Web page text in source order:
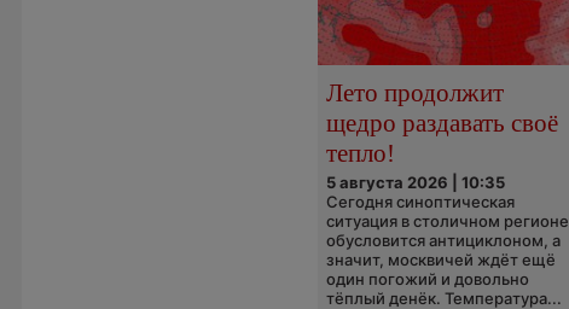
Лето продолжит
щедро раздавать своё
тепло!
5 августа 2026 | 10:35
Сегодня синоптическая
ситуация в столичном регионе
обусловится антициклоном, а
значит, москвичей ждёт ещё
один погожий и довольно
тёплый денёк. Температура...